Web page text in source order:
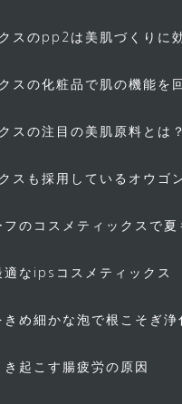
スのpp2は美肌づくりに
スの化粧品で肌の機能を
スの注目の美肌原料とは？
スも採用しているオウゴ
のコスメティックスで夏
なipsコスメティックス
め細かな泡で根こそぎ浄
起こす腸疲労の原因